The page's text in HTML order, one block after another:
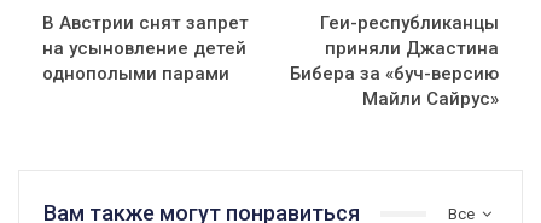
В Австрии снят запрет
на усыновление детей
однополыми парами
Геи-республиканцы
приняли Джастина
Бибера за «буч-версию
Майли Сайрус»
Все
Вам также могут понравиться